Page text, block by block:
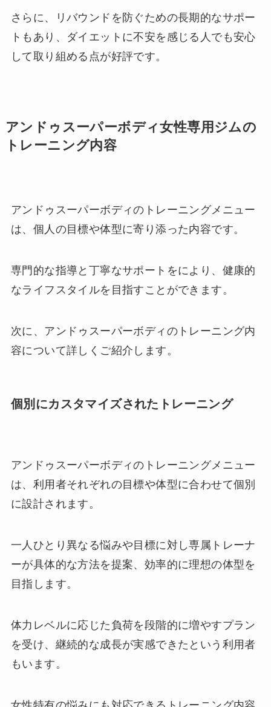
さらに、リバウンドを防ぐための長期的なサポー
トもあり、ダイエットに不安を感じる人でも安心
して取り組める点が好評です。
アンドゥスーパーボディ女性専用ジムの
トレーニング内容
アンドゥスーパーボディのトレーニングメニュー
は、個人の目標や体型に寄り添った内容です。
専門的な指導と丁寧なサポートをにより、健康的
なライフスタイルを目指すことができます。
次に、アンドゥスーパーボディのトレーニング内
容について詳しくご紹介します。
個別にカスタマイズされたトレーニング
アンドゥスーパーボディのトレーニングメニュー
は、利用者それぞれの目標や体型に合わせて個別
に設計されます。
一人ひとり異なる悩みや目標に対し専属トレーナ
ーが具体的な方法を提案、効率的に理想の体型を
目指します。
体力レベルに応じた負荷を段階的に増やすプラン
を受け、継続的な成長が実感できたという利用者
もいます。